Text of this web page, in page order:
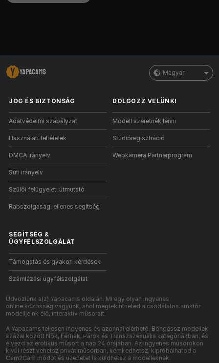
Magyar
JOG ÉS BIZTONSÁG
Adatvédelmi szabályzat
Használati feltételek
DMCA irányelv
Süti irányelv
Szülői felügyeleti útmutató
Rabszolgaság-ellenes segítség
DOLGOZZ VELÜNK!
Modell szeretnék lenni
Stúdióregisztráció
Webkamera Partnerprogram
SEGÍTSÉG &
ÜGYFÉLSZOLGÁLAT
Támogatás és gyakori kérdések
Számlázási ügyfélszolgálat
Üdvözlünk a(z) Yapacams oldalán. Mi egy olyan ingyenes
online közösség vagyunk, ahol megtekintheted a csodálatos amatőr
modelljeink élő, interaktív műsorait.
A Yapacams teljesen ingyenes és azonnal elérhető. Böngéssz modellek
százai között Nők, Férfiak, Párok és Transzszexuális kategóriákban, és
élvezd az erotikus műsort a nap 24 órájában. Az ingyenes műsorokon
kívül részt vehetsz privát műsorban, kémkedhetsz, kipróbálhatod a
Cam2Cam módot és üzenetet is küldhetsz a modelleknek.